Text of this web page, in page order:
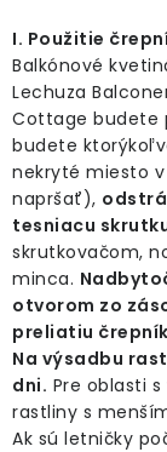
KVETINÁČE
KVETINÁČE A
ZNAČKY
Obchodné
Podmienky
Spôsoby platby
Kontakt /
I. Použitie
Balkónové
Lechuza
Cottage budete
budete
nekryté miesto
napršať),
tesniacu
skrutkovačom,
minca.
otvorom zo
preliatiu
Na výsadbu
dni. Pre oblasti
rastliny s
Ak sú letničky